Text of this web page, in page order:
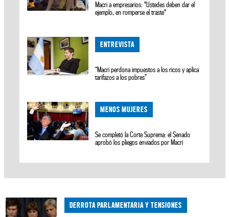
Macri a empresarios: "Ustedes deben dar el
ejemplo, en romperse el traste"
ENTREVISTA
“Macri perdona impuestos a los ricos y aplica
tarifazos a los pobres”
MENOS MUJERES
Se completó la Corte Suprema: el Senado
aprobó los pliegos enviados por Macri
DERROTA PARLAMENTARIA Y TENSIONES